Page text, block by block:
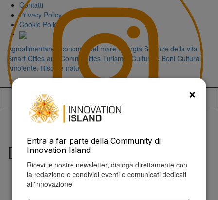
Contatti
Privacy Policy
Cookie Policy
Agroalimentare Economia del mare Energia Scienze della vita
Smart Cities and Communities Turismo, Cultura e Beni Culturali
Ambiente, Risorse naturali
Digital Makers
×
Entra a far parte della Community di
Innovation Island
Ricevi le nostre newsletter, dialoga direttamente con
la redazione e condividi eventi e comunicati dedicati
all’innovazione.